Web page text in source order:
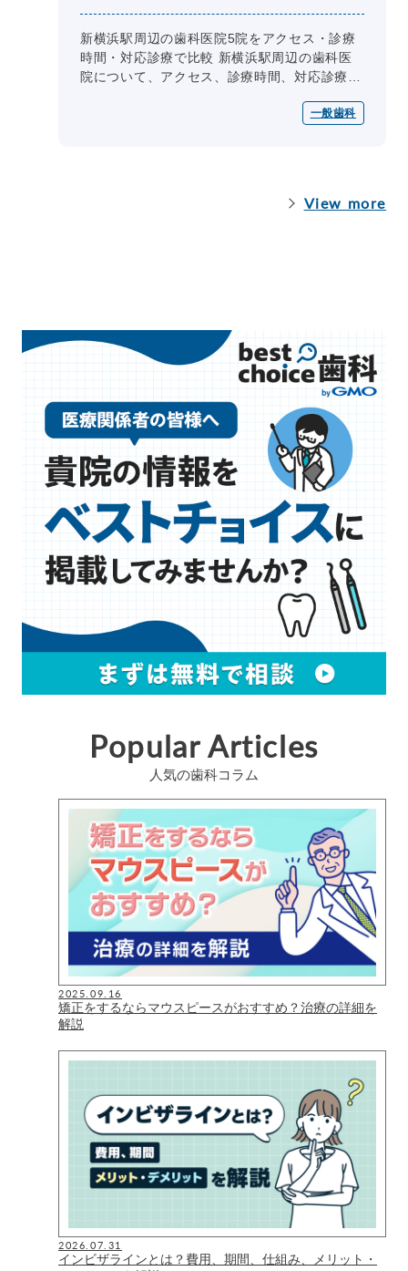
新横浜駅周辺の歯科医院5院をアクセス・診療
時間・対応診療で比較 新横浜駅周辺の歯科医
院について、アクセス、診療時間、対応診療、
一般歯科
View more
Popular Articles
人気の歯科コラム
2025.09.16
矯正をするならマウスピースがおすすめ？治療の詳細を
解説
2026.07.31
インビザラインとは？費用、期間、仕組み、メリット・